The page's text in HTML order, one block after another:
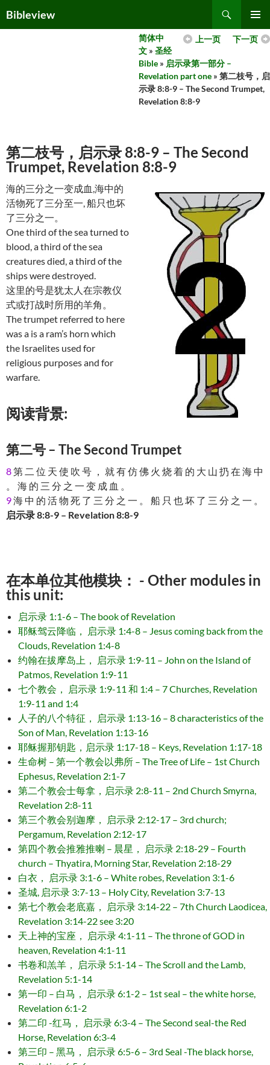
toBibleview
MENU
下一页
上一页
简体中
文 » 圣经
Bible » 启示录第一部分 –
Revelation part one » 第二枝号，启
示录 8:8-9 – The Second Trumpet,
Revelation 8:8-9
第二枝号，启示录 8:8-9 – The Second
Trumpet, Revelation 8:8-9
海的三分之一变成血,海中的
活物死了三分至一, 船只也坏
了三分之一。
One third of the sea turned to
blood, a third of the sea
creatures died, a third of the
ships were destroyed.
这里的号是犹太人在宗教仪
式或打战时所用的羊角。
The trumpet referred to here
was a is a ram’s horn which
the Israelites used for
religious purposes and for
warfare.
阅读背景:
第二号 – The Second Trumpet
8第 二 位 天 使 吹 号 ， 就 有 仿 佛 火 烧 着 的 大 山 扔 在 海 中
。 海 的 三 分 之 一 变 成 血 。
9海 中 的 活 物 死 了 三 分 之 一 。 船 只 也 坏 了 三 分 之 一 。
启示录 8:8-9 – Revelation 8:8-9
在本单位其他模块： - Other modules in
this unit:
启示录 1:1-6 – The book of Revelation
耶稣驾云降临， 启示录 1:4-8 – Jesus coming back from the
Clouds, Revelation 1:4-8
约翰在拔摩岛上， 启示录 1:9-11 – John on the Island of
Patmos, Revelation 1:9-11
七个教会， 启示录 1:9-11 和 1:4 – 7 Churches, Revelation
1:9-11 and 1:4
人子的八个特征， 启示录 1:13-16 – 8 characteristics of the
Son of Man, Revelation 1:13-16
耶稣握那钥匙，启示录 1:17-18 – Keys, Revelation 1:17-18
生命树 – 第一个教会以弗所 – The Tree of Life – 1st Church
Ephesus, Revelation 2:1-7
第二个教会士每拿，启示录 2:8-11 – 2nd Church Smyrna,
Revelation 2:8-11
第三个教会别迦摩， 启示录 2:12-17 – 3rd church;
Pergamum, Revelation 2:12-17
第四个教会推雅推喇 – 晨星， 启示录 2:18-29 – Fourth
church – Thyatira, Morning Star, Revelation 2:18-29
白衣， 启示录 3:1-6 – White robes, Revelation 3:1-6
圣城, 启示录 3:7-13 – Holy City, Revelation 3:7-13
第七个教会老底嘉， 启示录 3:14-22 – 7th Church Laodicea,
Revelation 3:14-22 see 3:20
天上神的宝座， 启示录 4:1-11 – The throne of GOD in
heaven, Revelation 4:1-11
书卷和羔羊， 启示录 5:1-14 – The Scroll and the Lamb,
Revelation 5:1-14
第一印 – 白马， 启示录 6:1-2 – 1st seal – the white horse,
Revelation 6:1-2
第二印 -红马， 启示录 6:3-4 – The Second seal-the Red
Horse, Revelation 6:3-4
第三印 – 黑马， 启示录 6:5-6 – 3rd Seal -The black horse,